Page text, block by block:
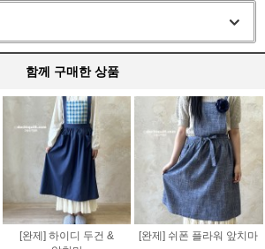
함께 구매한 상품
[완제] 하이디 두건 &
[완제] 쉬폰 플라워 앞치마